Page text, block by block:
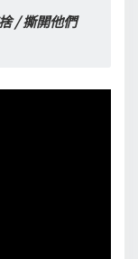
/ 撕開他們